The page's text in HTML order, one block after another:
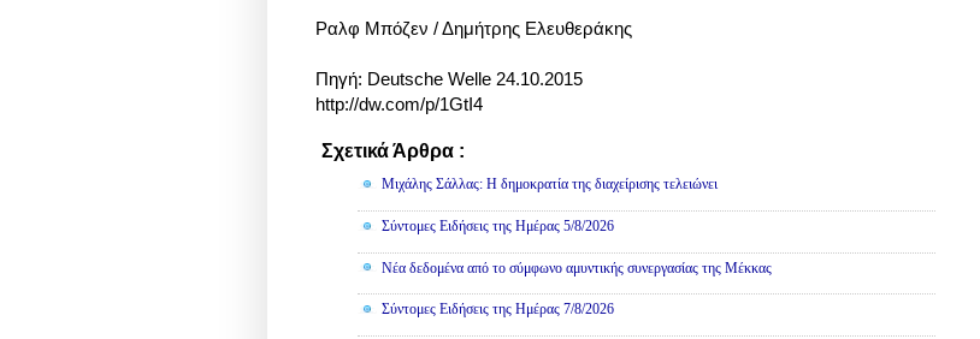
Ραλφ Μπόζεν / Δημήτρης Ελευθεράκης
Πηγή: Deutsche Welle 24.10.2015
http://dw.com/p/1GtI4
Σχετικά Άρθρα :
Μιχάλης Σάλλας: Η δημοκρατία της διαχείρισης τελειώνει
Σύντομες Ειδήσεις της Ημέρας 5/8/2026
Νέα δεδομένα από το σύμφωνο αμυντικής συνεργασίας της Μέκκας
Σύντομες Ειδήσεις της Ημέρας 7/8/2026